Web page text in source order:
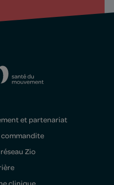
et partenariat
commandite
Zio
clinique